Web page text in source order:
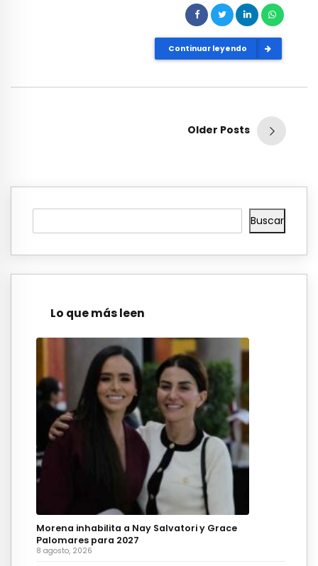
Continuar leyendo
Older Posts
Buscar
Lo que más leen
Morena inhabilita a Nay Salvatori y Grace
Palomares para 2027
8 agosto, 2026